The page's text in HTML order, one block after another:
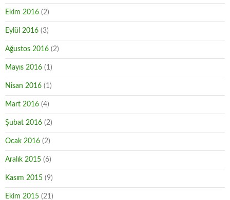
Ekim 2016 (2)
Eylül 2016 (3)
Ağustos 2016 (2)
Mayıs 2016 (1)
Nisan 2016 (1)
Mart 2016 (4)
Şubat 2016 (2)
Ocak 2016 (2)
Aralık 2015 (6)
Kasım 2015 (9)
Ekim 2015 (21)